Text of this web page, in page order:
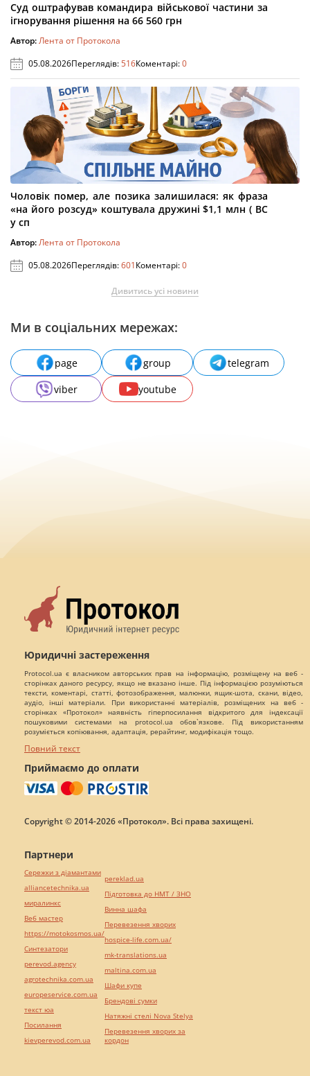
Суд оштрафував командира військової частини за
ігнорування рішення на 66 560 грн
Автор:Лента от Протокола
05.08.2026Переглядів:516Коментарі:0
Чоловік помер, але позика залишилася: як фраза
«на його розсуд» коштувала дружині $1,1 млн ( ВС
у сп
Автор:Лента от Протокола
05.08.2026Переглядів:601Коментарі:0
Дивитись усі новини
Ми в соціальних мережах:
page group
telegram
viber
youtube
Юридичні застереження
Protocol.ua є власником авторських прав на інформацію, розміщену на веб -
сторінках даного ресурсу, якщо не вказано інше. Під інформацією розуміються
тексти, коментарі, статті, фотозображення, малюнки, ящик-шота, скани, відео,
аудіо, інші матеріали. При використанні матеріалів, розміщених на веб -
сторінках «Протокол» наявність гіперпосилання відкритого для індексації
пошуковими системами на protocol.ua обов`язкове. Під використанням
розуміється копіювання, адаптація, рерайтинг, модифікація тощо.
Повний текст
Приймаємо до оплати
Copyright © 2014-2026 «Протокол». Всі права захищені.
Партнери
Сережки з діамантами
alliancetechnika.ua
миралинкс
Веб мастер
https://motokosmos.ua/
Синтезатори
perevod.agency
agrotechnika.com.ua
europeservice.com.ua
текст юа
Посилання
kievperevod.com.ua
pereklad.ua
Підготовка до НМТ / ЗНО
Винна шафа
Перевезення хворих
hospice-life.com.ua/
mk-translations.ua
maltina.com.ua
Шафи купе
Брендові сумки
Натяжні стелі Nova Stelya
Перевезення хворих за
кордон